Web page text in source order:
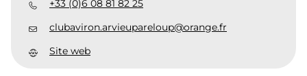
+33 (0)6 08 81 82 25
clubaviron.arvieupareloup@orange.fr
Site web